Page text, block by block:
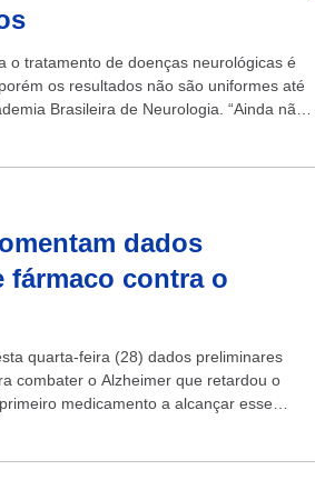
o tratamento de doenças neurológicas é
os resultados não são uniformes até
Brasileira de Neurologia. “Ainda não
dados
fármaco contra o
quarta-feira (28) dados preliminares
combater o Alzheimer que retardou o
medicamento a alcançar esse